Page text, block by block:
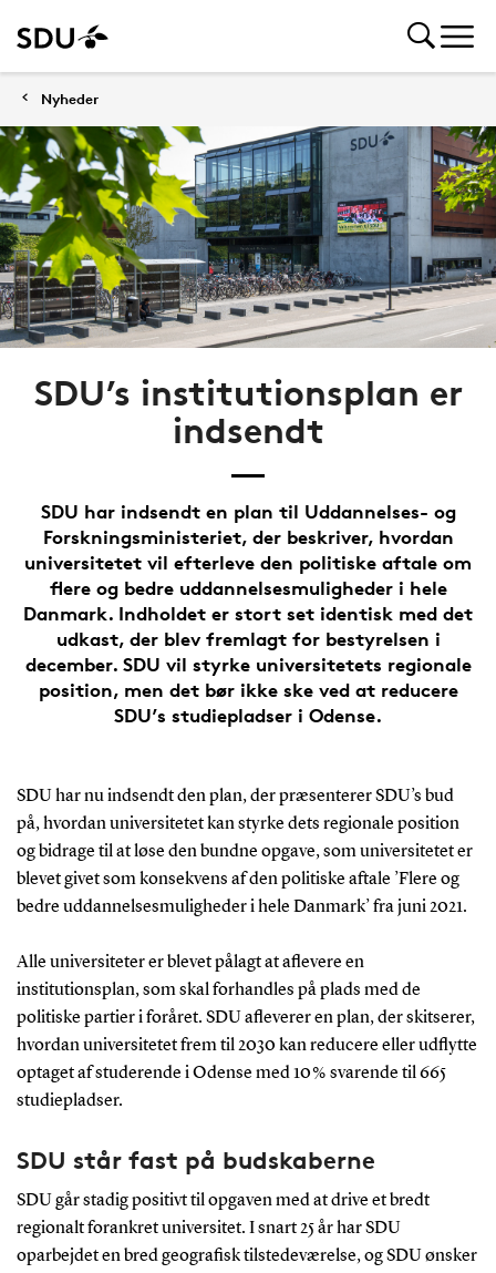
Nyheder
SDU’s institutionsplan er
indsendt
SDU har indsendt en plan til Uddannelses- og
Forskningsministeriet, der beskriver, hvordan
universitetet vil efterleve den politiske aftale om
flere og bedre uddannelsesmuligheder i hele
Danmark. Indholdet er stort set identisk med det
udkast, der blev fremlagt for bestyrelsen i
december. SDU vil styrke universitetets regionale
position, men det bør ikke ske ved at reducere
SDU’s studiepladser i Odense.
SDU har nu indsendt den plan, der præsenterer SDU’s bud
på, hvordan universitetet kan styrke dets regionale position
og bidrage til at løse den bundne opgave, som universitetet er
blevet givet som konsekvens af den politiske aftale ’Flere og
bedre uddannelsesmuligheder i hele Danmark’ fra juni 2021.
Alle universiteter er blevet pålagt at aflevere en
institutionsplan, som skal forhandles på plads med de
politiske partier i foråret. SDU afleverer en plan, der skitserer,
hvordan universitetet frem til 2030 kan reducere eller udflytte
optaget af studerende i Odense med 10 % svarende til 665
studiepladser.
SDU står fast på budskaberne
SDU går stadig positivt til opgaven med at drive et bredt
regionalt forankret universitet. I snart 25 år har SDU
oparbejdet en bred geografisk tilstedeværelse, og SDU ønsker